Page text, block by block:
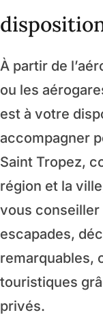
À partir de
ou les
est à votre
accompagner
Saint Tropez,
région et la
vous
escapades,
remarquables,
touristiques
privés.